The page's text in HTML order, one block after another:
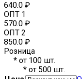
640.0 ₽
ОПТ 1
570.0 ₽
ОПТ 2
850.0 ₽
Розница
* от 100 шт.
* от 500 шт.